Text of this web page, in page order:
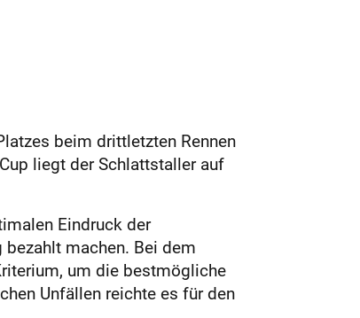
beim drittletzten Rennen
liegt der Schlattstaller auf
Eindruck der
machen. Bei dem
um die bestmögliche
Unfällen reichte es für den